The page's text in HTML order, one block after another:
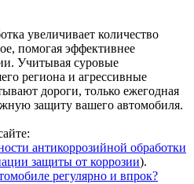
увеличивает количество
помогая эффективнее
Учитывая суровые
региона и агрессивные
дороги, только ежегодная
защиту вашего автомобиля.
антикоррозийной обработки
защиты от коррозии).
регулярно и впрок?